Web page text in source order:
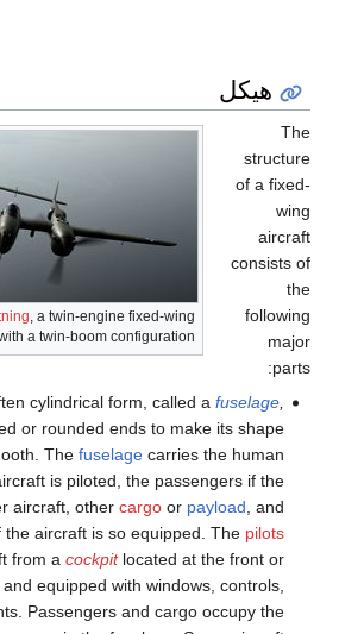
هيكل
, a twin-engine fixed-wing
a twin-boom configuration.
The
structure
of a fixed-
wing
aircraft
consists of
the
following
major
parts:
cylindrical form, called a fuselage,
or rounded ends to make its shape
The fuselagecarries the human
is piloted, the passengers if the
aircraft, other cargoor payload, and
aircraft is so equipped. The pilots
from a cockpitlocated at the front or
equipped with windows, controls,
Passengers and cargo occupy the